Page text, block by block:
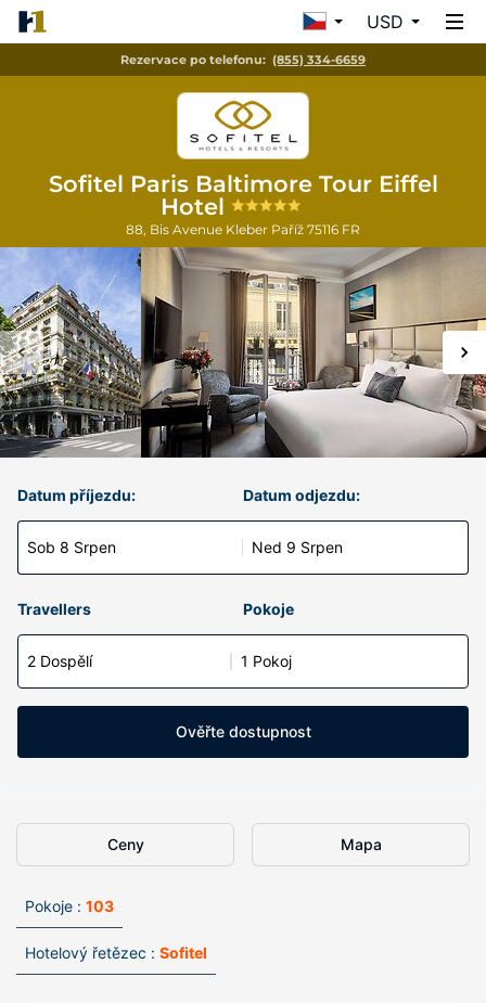
USD
Rezervace po telefonu: (855) 334-6659
Sofitel Paris Baltimore Tour Eiffel
Hotel
88, Bis Avenue Kleber Paříž 75116 FR
Datum příjezdu:
Sob 8 Srpen
Datum odjezdu:
Ned 9 Srpen
Travellers Pokoje
2 Dospělí 1 Pokoj
Ověřte dostupnost
Ceny Mapa
Pokoje : 103
Hotelový řetězec : Sofitel